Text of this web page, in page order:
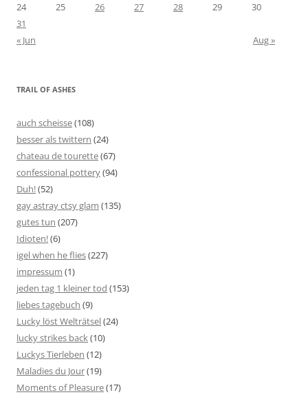
24
25 26 27 28 29
30
31
« Jun
Aug »
TRAIL OF ASHES
auch scheisse(108)
besser als twittern (24)
chateau de tourette(67)
confessional pottery(94)
Duh!(52)
gay astray ctsy glam (135)
gutes tun (207)
Idioten!(6)
igel when he flies(227)
impressum (1)
jeden tag 1 kleiner tod (153)
liebes tagebuch (9)
Lucky löst Welträtsel(24)
lucky strikes back(10)
Luckys Tierleben (12)
Maladies du Jour(19)
Moments of Pleasure(17)